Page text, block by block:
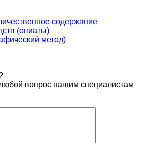
содержание
(опиаты)
метод)
вопрос нашим специалистам